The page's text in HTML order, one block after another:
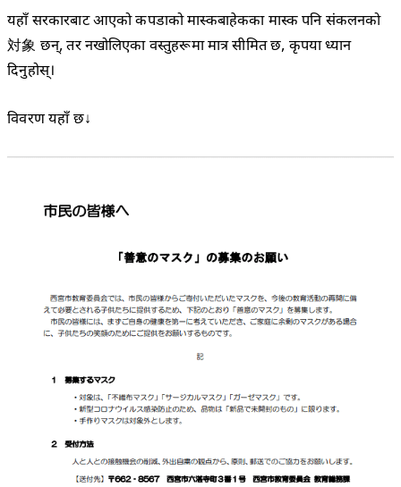
यहाँ सरकारबाट आएको कपडाको मास्कबाहेकका मास्क पनि संकलनको
対象 छन्, तर नखोलिएका वस्तुहरूमा मात्र सीमित छ, कृपया ध्यान
दिनुहोस्।
विवरण यहाँ छ↓